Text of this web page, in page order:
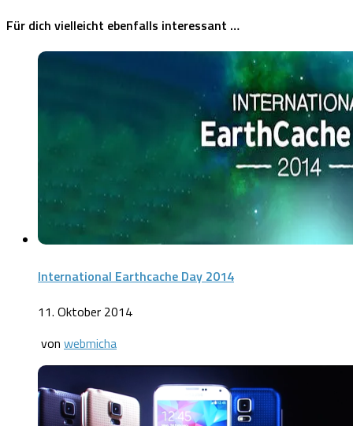
Für dich vielleicht ebenfalls interessant …
International Earthcache Day 2014
11. Oktober 2014
von webmicha